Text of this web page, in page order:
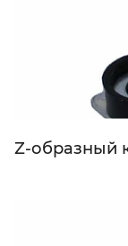
Z-образный